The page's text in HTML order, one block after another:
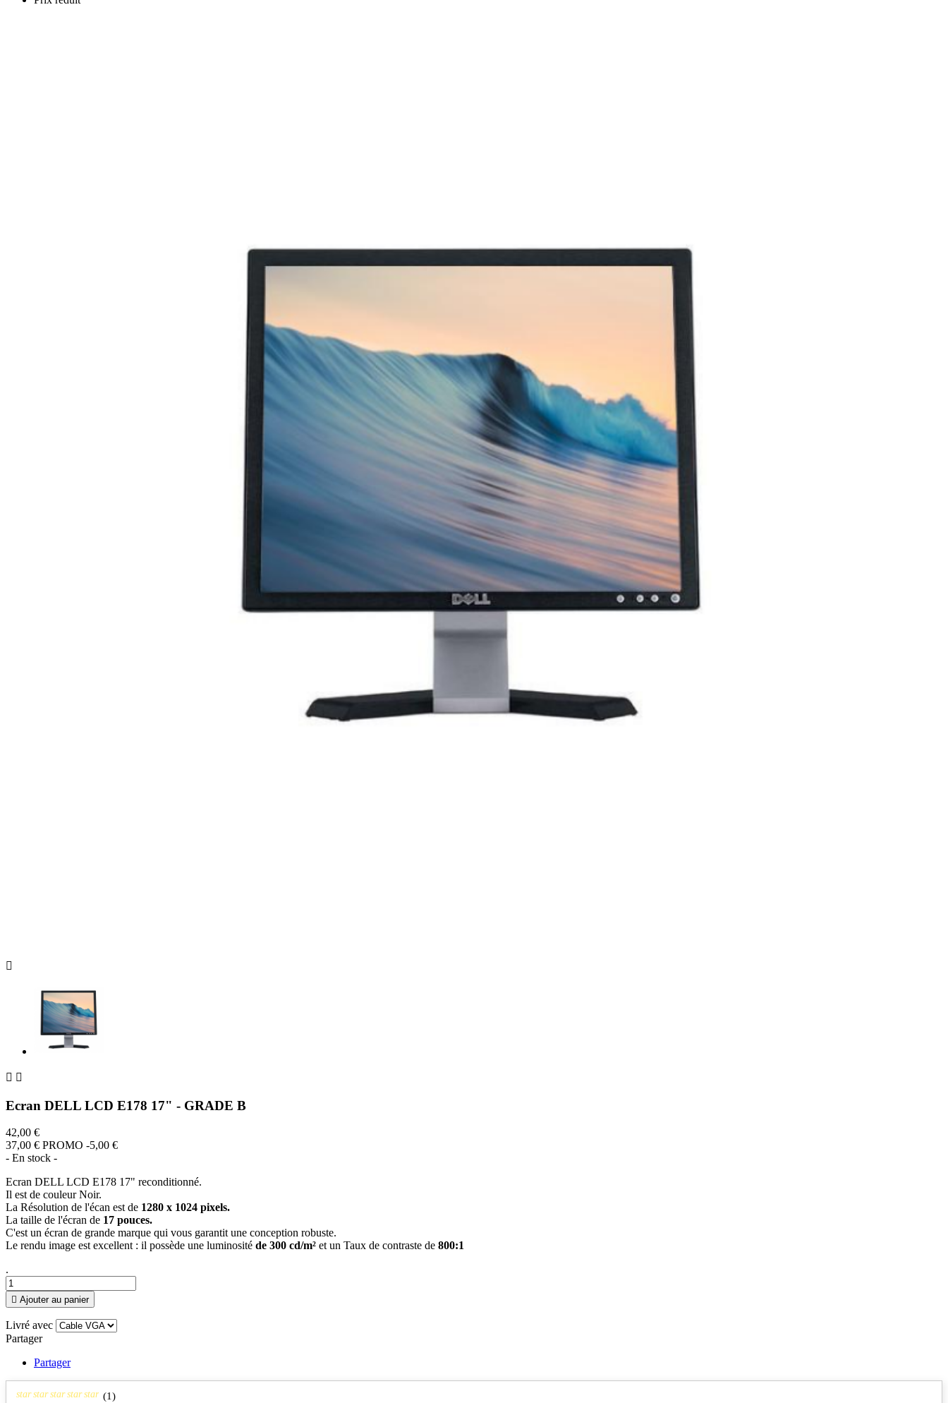

 
Ecran DELL LCD E178 17" - GRADE B
42,00 €
37,00 € PROMO -5,00 €
- En stock -
Ecran DELL LCD E178 17" reconditionné.
Il est de couleur Noir.
La Résolution de l'écan est de 1280 x 1024 pixels.
La taille de l'écran de 17 pouces.
C'est un écran de grande marque qui vous garantit une conception robuste.
Le rendu image est excellent : il possède une luminosité de 300 cd/m² et un Taux de contraste de 800:1
.
 Ajouter au panier
Livré avec
Partager
Partager
star star star star star (1)